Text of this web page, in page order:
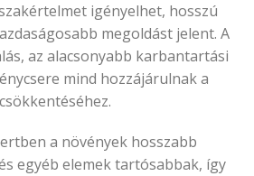
igényelhet, hosszú
megoldást jelent. A
az alacsonyabb karbantartási
mind hozzájárulnak a
a növények hosszabb
egyéb elemek tartósabbak, így